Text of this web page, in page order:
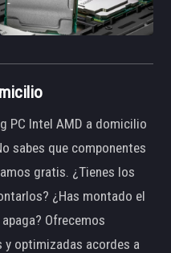
PC Intel AMD a domicilio
sabes que componentes
gratis. ¿Tienes los
¿Has montado el
Ofrecemos
y optimizadas acordes a